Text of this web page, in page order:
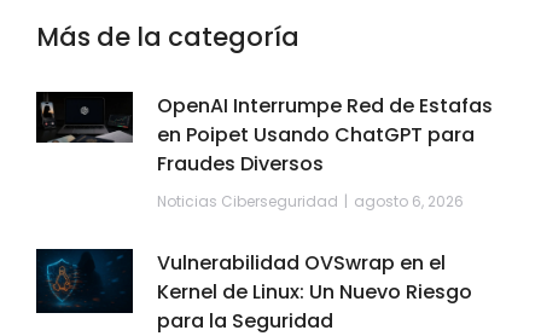
Más de la categoría
OpenAI Interrumpe Red de Estafas
en Poipet Usando ChatGPT para
Fraudes Diversos
Noticias Ciberseguridad agosto 6, 2026
Vulnerabilidad OVSwrap en el
Kernel de Linux: Un Nuevo Riesgo
para la Seguridad